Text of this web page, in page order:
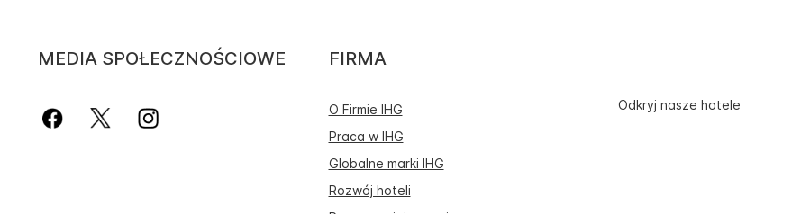
MEDIA SPOŁECZNOŚCIOWE FIRMA
O Firmie IHG
Praca w IHG
Globalne marki IHG
Rozwój hoteli
Odkryj nasze hotele